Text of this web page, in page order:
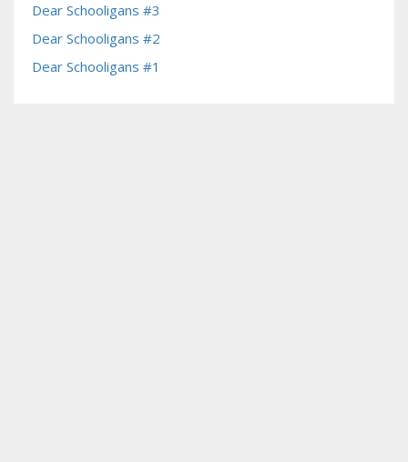
Dear Schooligans #3
Dear Schooligans #2
Dear Schooligans #1